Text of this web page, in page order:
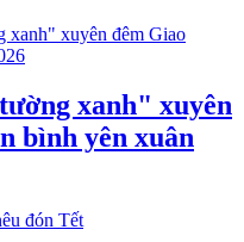
xanh" xuyên
bình yên xuân